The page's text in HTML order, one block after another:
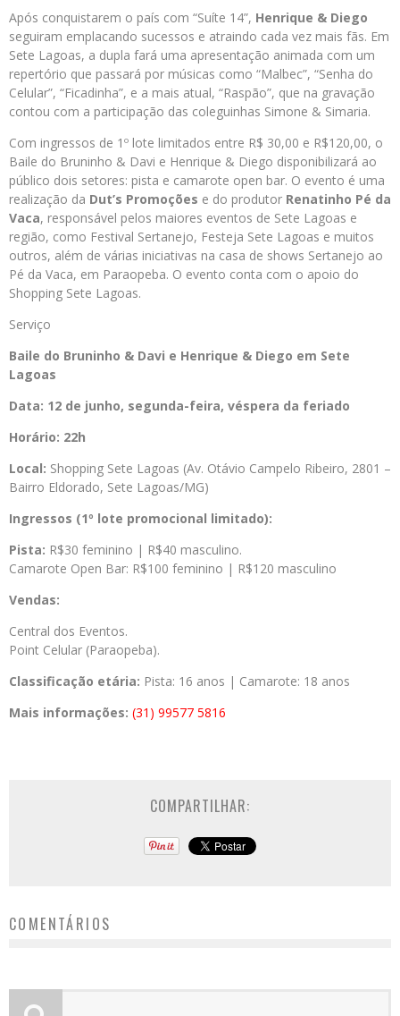
Após conquistarem o país com “Suíte 14”, Henrique & Diego
seguiram emplacando sucessos e atraindo cada vez mais fãs. Em
Sete Lagoas, a dupla fará uma apresentação animada com um
repertório que passará por músicas como “Malbec”, “Senha do
Celular”, “Ficadinha”, e a mais atual, “Raspão”, que na gravação
contou com a participação das coleguinhas Simone & Simaria.
Com ingressos de 1º lote limitados entre R$ 30,00 e R$120,00, o
Baile do Bruninho & Davi e Henrique & Diego disponibilizará ao
público dois setores: pista e camarote open bar. O evento é uma
realização da Dut’s Promoções e do produtor Renatinho Pé da
Vaca, responsável pelos maiores eventos de Sete Lagoas e
região, como Festival Sertanejo, Festeja Sete Lagoas e muitos
outros, além de várias iniciativas na casa de shows Sertanejo ao
Pé da Vaca, em Paraopeba. O evento conta com o apoio do
Shopping Sete Lagoas.
Serviço
Baile do Bruninho & Davi e Henrique & Diego em Sete
Lagoas
Data: 12 de junho, segunda-feira, véspera da feriado
Horário: 22h
Local: Shopping Sete Lagoas (Av. Otávio Campelo Ribeiro, 2801 –
Bairro Eldorado, Sete Lagoas/MG)
Ingressos (1º lote promocional limitado):
Pista: R$30 feminino | R$40 masculino.
Camarote Open Bar: R$100 feminino | R$120 masculino
Vendas:
Central dos Eventos.
Point Celular (Paraopeba).
Classificação etária: Pista: 16 anos | Camarote: 18 anos
Mais informações: (31) 99577 5816
COMPARTILHAR:
COMENTÁRIOS